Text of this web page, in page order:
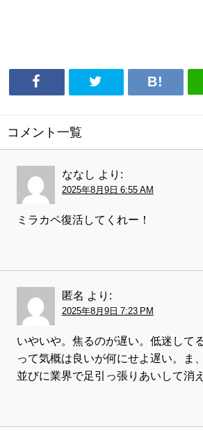
コメント一覧
ななし より:
2025年8月9日 6:55 AM
ミラカペ復活してくれー！
匿名 より:
2025年8月9日 7:23 PM
いやいや。焦るのが遅い。低迷して
って気概は良いが何にせよ遅い。ま
並びに業界で足引っ張りあいして消